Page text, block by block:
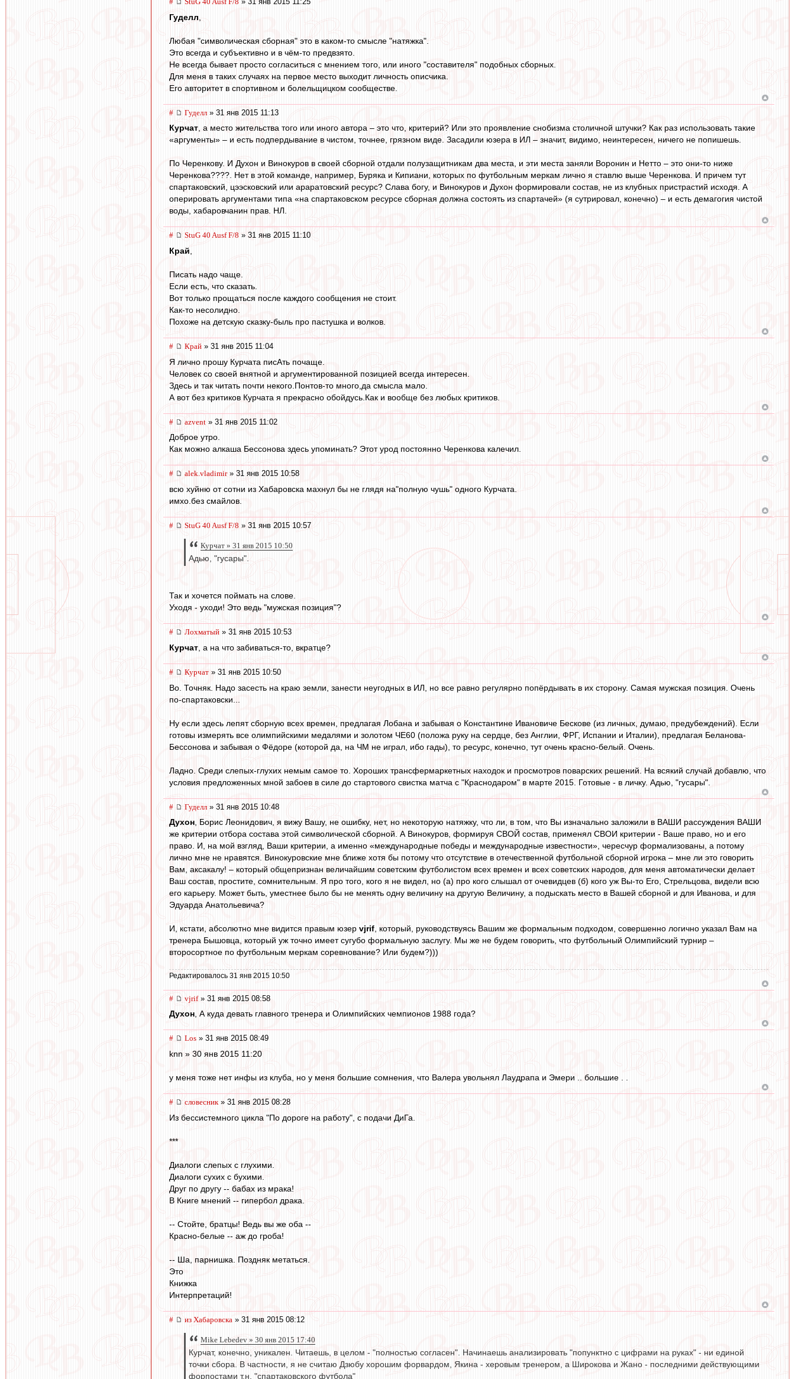
Гуделл
Любая "символическая сборная" это в каком-то смысле "натяжка".
Это всегда и субъективно и в чём-то предвзято.
Не всегда бывает просто согласиться с мнением того, или иного "составителя" подобных сборных.
Для меня в таких случаях на первое место выходит личность описчика.
Его авторитет в спортивном и болельщицком сообществе.
# Гуделл » 31 янв 2015 11:13
Курчат, а место жительства того или иного автора – это что, критерий? Или это проявление снобизма столичной штучки? Как раз использовать такие
«аргументы» – и есть подпердывание в чистом, точнее, грязном виде. Засадили юзера в ИЛ – значит, видимо, неинтересен, ничего не попишешь.
По Черенкову. И Духон и Винокуров в своей сборной отдали полузащитникам два места, и эти места заняли Воронин и Нетто – это они-то ниже
Черенкова????. Нет в этой команде, например, Буряка и Кипиани, которых по футбольным меркам лично я ставлю выше Черенкова. И причем тут
спартаковский, цээсковский или араратовский ресурс? Слава богу, и Винокуров и Духон формировали состав, не из клубных пристрастий исходя. А
оперировать аргументами типа «на спартаковском ресурсе сборная должна состоять из спартачей» (я сутрировал, конечно) – и есть демагогия чистой
воды, хабаровчанин прав. НЛ.
# StuG 40 Ausf F/8 » 31 янв 2015 11:10
Край
Писать надо чаще.
Если есть, что сказать.
Вот только прощаться после каждого сообщения не стоит.
Как-то несолидно.
Похоже на детскую сказку-быль про пастушка и волков.
# Край » 31 янв 2015 11:04
Я лично прошу Курчата писАть почаще.
Человек со своей внятной и аргументированной позицией всегда интересен.
Здесь и так читать почти некого.Понтов-то много,да смысла мало.
А вот без критиков Курчата я прекрасно обойдусь.Как и вообще без любых критиков.
# azvent » 31 янв 2015 11:02
Доброе утро.
Как можно алкаша Бессонова здесь упоминать? Этот урод постоянно Черенкова калечил.
# alek.vladimir» 31 янв 2015 10:58
всю хуйню от сотни из Хабаровска махнул бы не глядя на"полную чушь" одного Курчата.
имхо.без смайлов.
# StuG 40 Ausf F/8 » 31 янв 2015 10:57
Курчат » 31 янв 2015 10:50
Адью, "гусары".
Так и хочется поймать на слове.
Уходя - уходи! Это ведь "мужская позиция"?
# Лохматый » 31 янв 2015 10:53
Курчат , а на что забиваться-то, вкратце?
# Курчат » 31 янв 2015 10:50
Во. Точняк. Надо засесть на краю земли, занести неугодных в ИЛ, но все равно регулярно попёрдывать в их сторону. Самая мужская позиция. Очень
по-спартаковски...
Ну если здесь лепят сборную всех времен, предлагая Лобана и забывая о Константине Ивановиче Бескове (из личных, думаю, предубеждений). Если
готовы измерять все олимпийскими медалями и золотом ЧЕ60 (положа руку на сердце, без Англии, ФРГ, Испании и Италии), предлагая Беланова-
Бессонова и забывая о Фёдоре (которой да, на ЧМ не играл, ибо гады), то ресурс, конечно, тут очень красно-белый. Очень.
Ладно. Среди слепых-глухих немым самое то. Хороших трансфермаркетных находок и просмотров поварских решений. На всякий случай добавлю, что
условия предложенных мной забоев в силе до стартового свистка матча с "Краснодаром" в марте 2015. Готовые - в личку. Адью, "гусары".
# Гуделл » 31 янв 2015 10:48
Духон, Борис Леонидович, я вижу Вашу, не ошибку, нет, но некоторую натяжку, что ли, в том, что Вы изначально заложили в ВАШИ рассуждения ВАШИ
же критерии отбора состава этой символической сборной. А Винокуров, формируя СВОЙ состав, применял СВОИ критерии - Ваше право, но и его
право. И, на мой взгляд, Ваши критерии, а именно «международные победы и международные известности», чересчур формализованы, а потому
лично мне не нравятся. Винокуровские мне ближе хотя бы потому что отсутствие в отечественной футбольной сборной игрока – мне ли это говорить
Вам, аксакалу! – который общепризнан величайшим советским футболистом всех времен и всех советских народов, для меня автоматически делает
Ваш состав, простите, сомнительным. Я про того, кого я не видел, но (а) про кого слышал от очевидцев (б) кого уж Вы-то Его, Стрельцова, видели всю
его карьеру. Может быть, уместнее было бы не менять одну величину на другую Величину, а подыскать место в Вашей сборной и для Иванова, и для
Эдуарда Анатольевича?
И, кстати, абсолютно мне видится правым юзер vjrif, который, руководствуясь Вашим же формальным подходом, совершенно логично указал Вам на
тренера Бышовца, который уж точно имеет сугубо формальную заслугу. Мы же не будем говорить, что футбольный Олимпийский турнир –
второсортное по футбольным меркам соревнование? Или будем?)))
Редактировалось 31 янв 2015 10:50
# vjrif» 31 янв 2015 08:58
Духон, А куда девать главного тренера и Олимпийских чемпионов 1988 года?
# Los » 31 янв 2015 08:49
knn » 30 янв 2015 11:20
у меня тоже нет инфы из клуба, но у меня большие сомнения, что Валера увольнял Лаудрапа и Эмери .. большие . .
# словесник » 31 янв 2015 08:28
Из бессистемного цикла "По дороге на работу", с подачи ДиГа.
***
Диалоги слепых с глухими.
Диалоги сухих с бухими.
Друг по другу -- бабах из мрака!
В Книге мнений -- гипербол драка.
-- Стойте, братцы! Ведь вы же оба --
Красно-белые -- аж до гроба!
-- Ша, парнишка. Поздняк метаться.
Это
Книжка
Интерпретаций!
# из Хабаровска » 31 янв 2015 08:12
Mike Lebedev » 30 янв 2015 17:40
Курчат, конечно, уникален. Читаешь, в целом - "полностью согласен". Начинаешь анализировать "попунктно с цифрами на руках" - ни единой
точки сбора. В частности, я не считаю Дзюбу хорошим форвардом, Якина - херовым тренером, а Широкова и Жано - последними действующими
форпостами т.н. "спартаковского футбола"